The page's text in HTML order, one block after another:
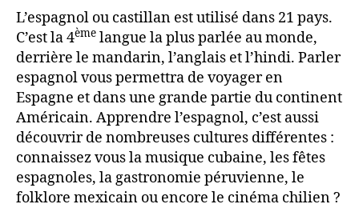
L’espagnol ou castillan est utilisé dans 21 pays.
C’est la 4ème langue la plus parlée au monde,
derrière le mandarin, l’anglais et l’hindi. Parler
espagnol vous permettra de voyager en
Espagne et dans une grande partie du continent
Américain. Apprendre l’espagnol, c’est aussi
découvrir de nombreuses cultures différentes :
connaissez vous la musique cubaine, les fêtes
espagnoles, la gastronomie péruvienne, le
folklore mexicain ou encore le cinéma chilien ?